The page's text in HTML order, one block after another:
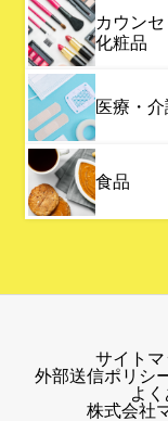
カウン
化粧品
医療・
食品
サイト
外部送信ポリシ
よ
株式会社